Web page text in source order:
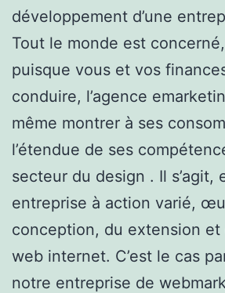
développement d’une
Tout le monde est
puisque vous et vos
conduire, l’agence
même montrer à ses
l’étendue de ses
secteur du design . Il s’agit,
entreprise à action varié,
conception, du extension et
web internet. C’est le cas
notre entreprise de